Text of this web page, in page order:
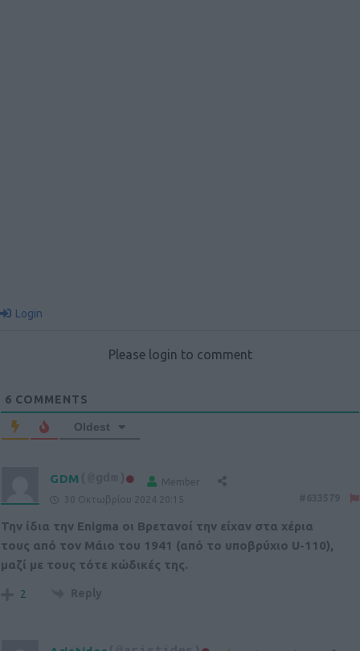
Login
Please login to comment
6 COMMENTS
Oldest
GDM (@gdm)
Member
30 Οκτωβρίου 2024 20:15
Την ίδια την Enigma οι Βρετανοί την είχαν στα χέρια
τους από τον Μάιο του 1941 (από το υποβρύχιο U-110),
μαζί με τους τότε κώδικές της.
2 Reply